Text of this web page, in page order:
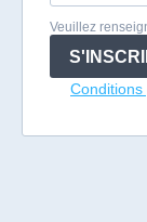
Veuillez